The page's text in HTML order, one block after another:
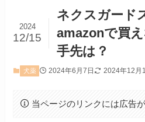
ネクスガード
amazonで買
手先は？
2024
12/15
犬薬 2024年6月7日 2024年12月
当ページのリンクには広告